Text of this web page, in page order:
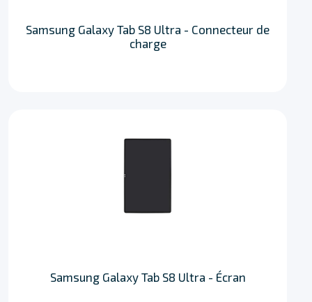
Samsung Galaxy Tab S8 Ultra - Connecteur de
charge
Samsung Galaxy Tab S8 Ultra - Écran